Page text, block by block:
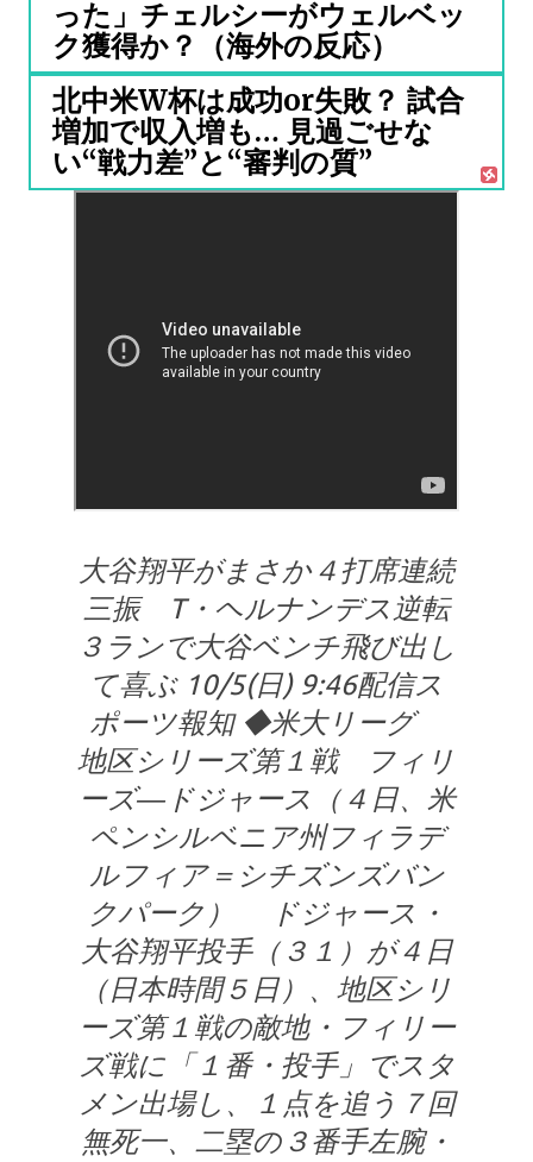
った」チェルシーがウェルベッ
ク獲得か？（海外の反応）
北中米W杯は成功or失敗？ 試合
増加で収入増も… 見過ごせな
い“戦力差”と“審判の質”
大谷翔平がまさか４打席連続
三振 T・ヘルナンデス逆転
３ランで大谷ベンチ飛び出し
て喜ぶ 10/5(日) 9:46配信ス
ポーツ報知 ◆米大リーグ
地区シリーズ第１戦 フィリ
ーズ―ドジャース（４日、米
ペンシルベニア州フィラデ
ルフィア＝シチズンズバン
クパーク） ドジャース・
大谷翔平投手（３１）が４日
（日本時間５日）、地区シリ
ーズ第１戦の敵地・フィリー
ズ戦に「１番・投手」でスタ
メン出場し、１点を追う７回
無死一、二塁の３番手左腕・